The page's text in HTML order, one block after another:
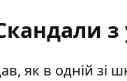
як в одній зі